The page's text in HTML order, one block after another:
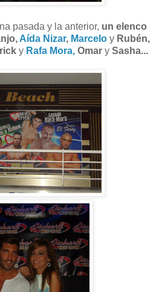
pasada y la anterior, un elenco
Aída Nizar, Marcelo y Rubén,
y Rafa Mora, Omar y Sasha...